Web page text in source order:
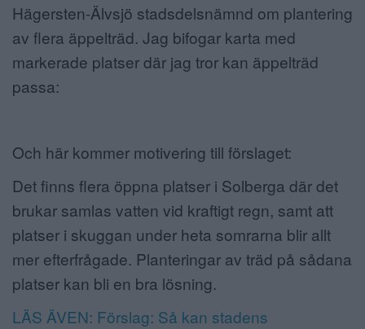
Hägersten-Älvsjö stadsdelsnämnd om plantering
av flera äppelträd. Jag bifogar karta med
markerade platser där jag tror kan äppelträd
passa:
Och här kommer motivering till förslaget:
Det finns flera öppna platser i Solberga där det
brukar samlas vatten vid kraftigt regn, samt att
platser i skuggan under heta somrarna blir allt
mer efterfrågade. Planteringar av träd på sådana
platser kan bli en bra lösning.
LÄS ÄVEN: Förslag: Så kan stadens